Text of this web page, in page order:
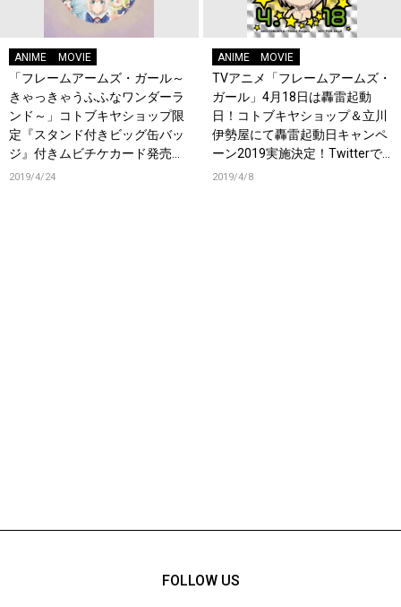
ANIME MOVIE
「フレームアームズ・ガール～
きゃっきゃうふふなワンダーラ
ンド～」コトブキヤショップ限
定『スタンド付きビッグ缶バッ
ジ』付きムビチケカード発売決
定！さらに第58回静岡ホビーシ
2019/4/24
ANIME MOVIE
TVアニメ「フレームアームズ・
ガール」4月18日は轟雷起動
日！コトブキヤショップ＆立川
伊勢屋にて轟雷起動日キャンペ
ーン2019実施決定！Twitterで
もプレゼント企画がスタート
2019/4/8
FOLLOW US